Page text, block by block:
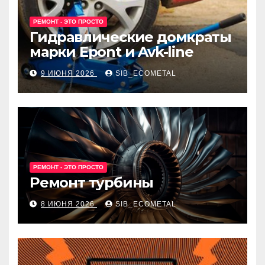
РЕМОНТ - ЭТО ПРОСТО
Гидравлические домкраты
марки Epont и Avk-line
9 ИЮНЯ 2026 SIB_ECOMETAL
РЕМОНТ - ЭТО ПРОСТО
Ремонт турбины
8 ИЮНЯ 2026 SIB_ECOMETAL